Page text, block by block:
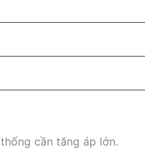
cần tăng áp lớn.